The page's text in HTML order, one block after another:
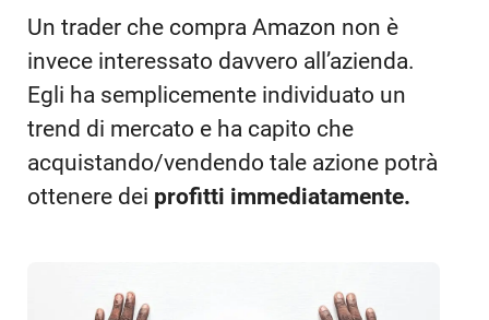
Un trader che compra Amazon non è
invece interessato davvero all’azienda.
Egli ha semplicemente individuato un
trend di mercato e ha capito che
acquistando/vendendo tale azione potrà
ottenere dei profitti immediatamente.